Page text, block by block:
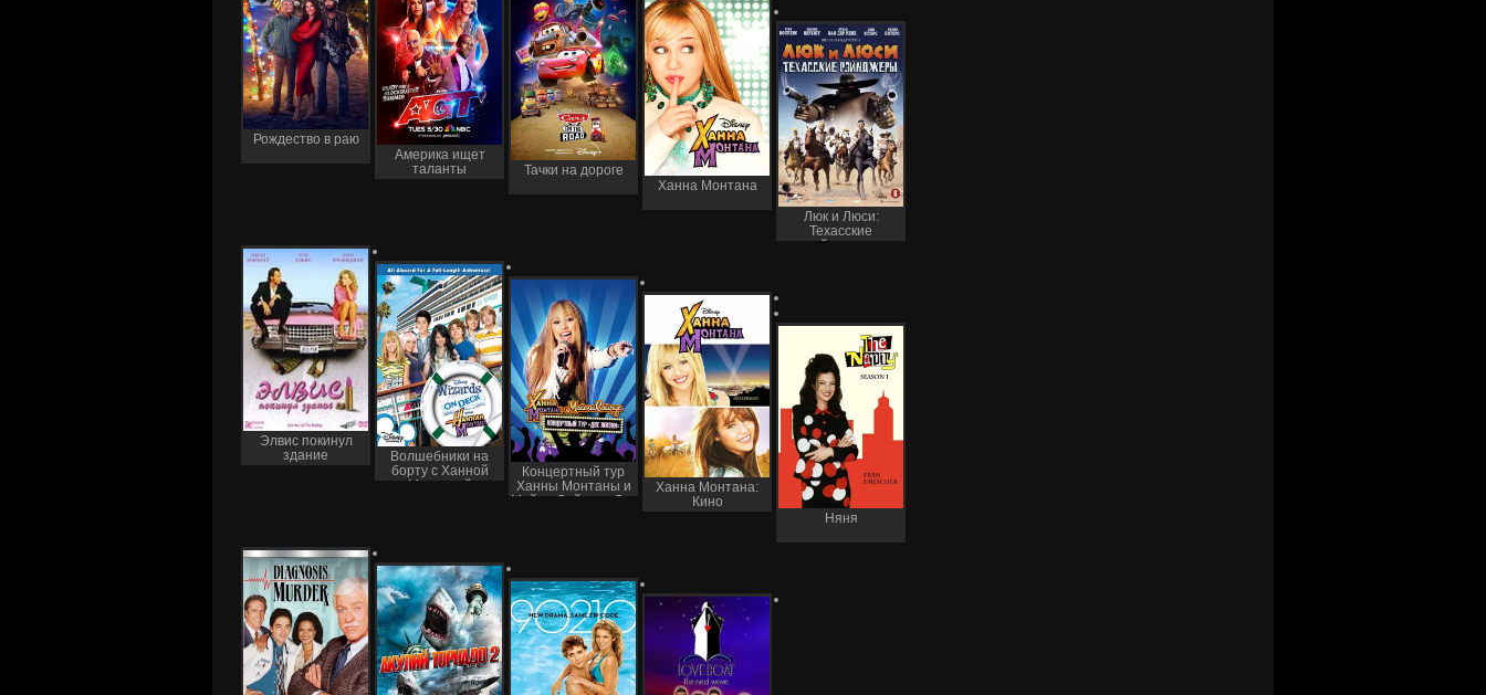
Рождество в раю
Америка ищет
таланты
Тачки на дороге
Ханна Монтана
Люк и Люси:
Техасские
рейнджеры
Элвис покинул
здание
Волшебники на
борту с Ханной
Монтаной
Концертный тур
Ханны Монтаны и
Майли Сайрус «Две
Ханна Монтана:
Кино
Няня